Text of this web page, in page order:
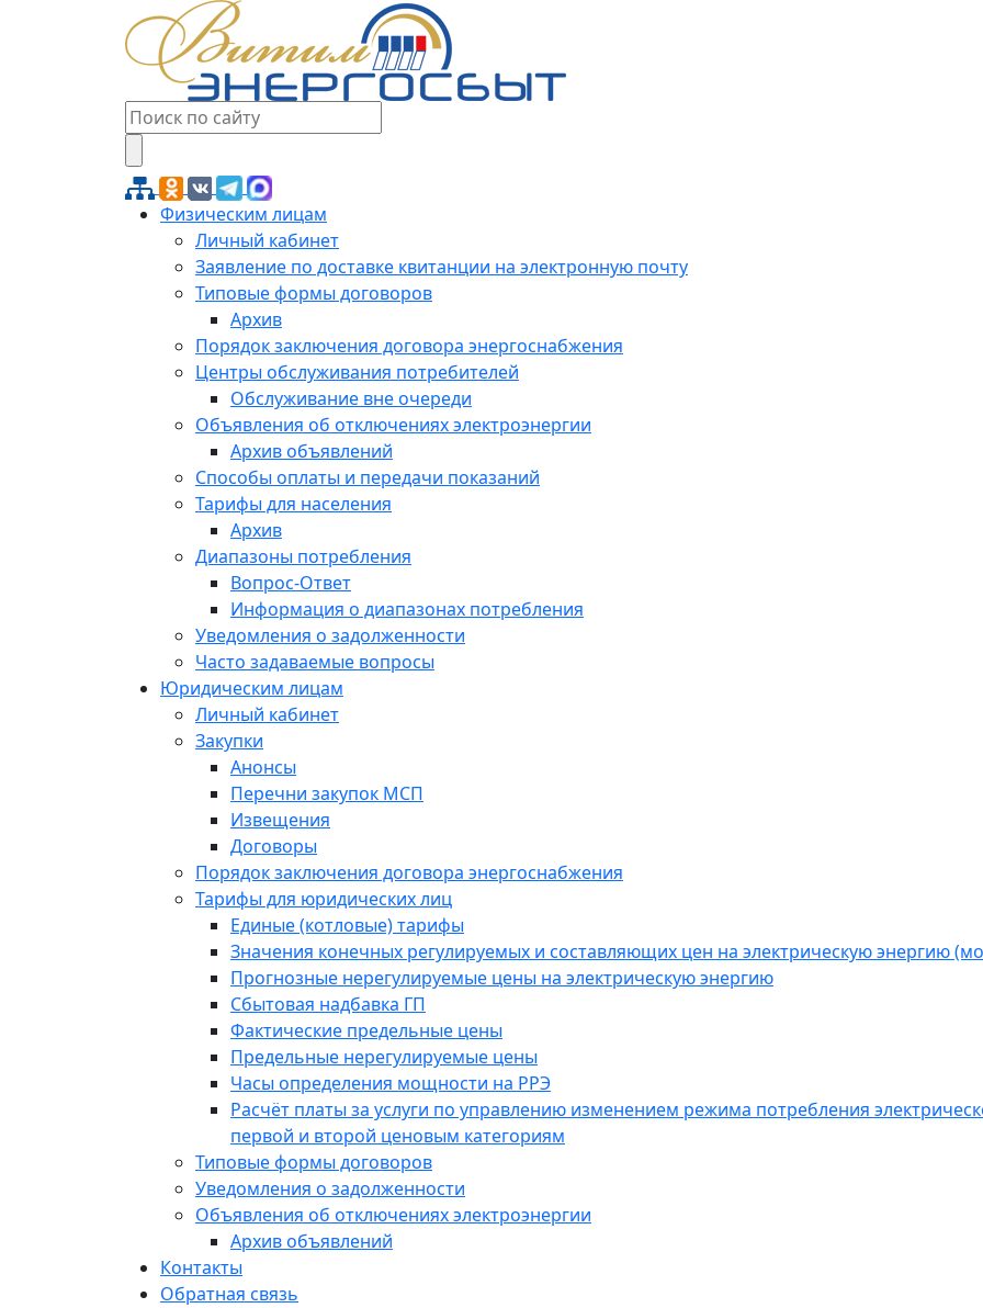
Физическим лицам
Личный кабинет
Заявление по доставке квитанции на электронную почту
Типовые формы договоров
Архив
Порядок заключения договора энергоснабжения
Центры обслуживания потребителей
Обслуживание вне очереди
Объявления об отключениях электроэнергии
Архив объявлений
Способы оплаты и передачи показаний
Тарифы для населения
Архив
Диапазоны потребления
Вопрос-Ответ
Информация о диапазонах потребления
Уведомления о задолженности
Часто задаваемые вопросы
Юридическим лицам
Личный кабинет
Закупки
Анонсы
Перечни закупок МСП
Извещения
Договоры
Порядок заключения договора энергоснабжения
Тарифы для юридических лиц
Единые (котловые) тарифы
Значения конечных регулируемых и составляющих цен на электрическую энергию
Прогнозные нерегулируемые цены на электрическую энергию
Сбытовая надбавка ГП
Фактические предельные цены
Предельные нерегулируемые цены
Часы определения мощности на РРЭ
Расчёт платы за услуги по управлению изменением режима потребления
первой и второй ценовым категориям
Типовые формы договоров
Уведомления о задолженности
Объявления об отключениях электроэнергии
Архив объявлений
Контакты
Обратная связь